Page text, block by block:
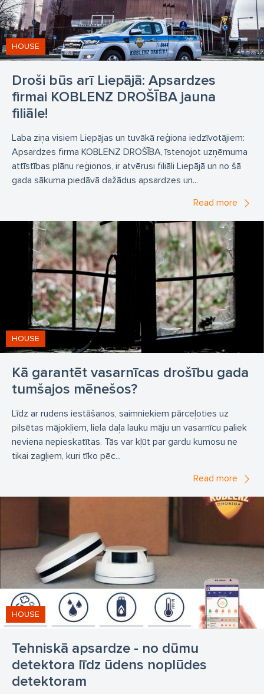
Droši būs arī Liepājā: Apsardzes
firmai KOBLENZ DROŠĪBA jauna
filiāle!
HOUSE
Laba ziņa visiem Liepājas un tuvākā reģiona iedzīvotājiem:
Apsardzes firma KOBLENZ DROŠĪBA, īstenojot uzņēmuma
attīstības plānu reģionos, ir atvērusi filiāli Liepājā un no šā
gada sākuma piedāvā dažādus apsardzes un...
Read more
Kā garantēt vasarnīcas drošību gada
tumšajos mēnešos?
HOUSE
Līdz ar rudens iestāšanos, saimniekiem pārceļoties uz
pilsētas mājokļiem, liela daļa lauku māju un vasarnīcu paliek
neviena nepieskatītas. Tās var kļūt par gardu kumosu ne
tikai zagļiem, kuri tīko pēc...
Read more
Tehniskā apsardze - no dūmu
detektora līdz ūdens noplūdes
detektoram
HOUSE